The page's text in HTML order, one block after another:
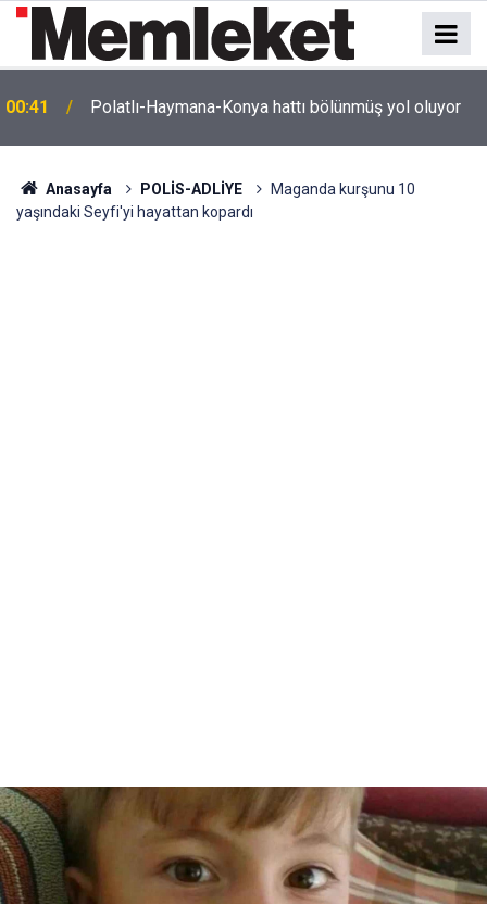
00:41 Polatlı-Haymana-Konya hattı bölünmüş yol oluyor
Anasayfa POLİS-ADLİYE
Maganda kurşunu 10
yaşındaki Seyfi'yi hayattan kopardı